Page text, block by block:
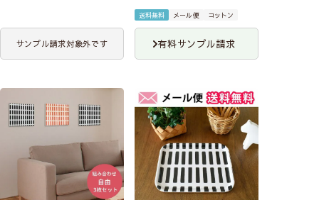
サンプル請求対象外です
送料無料 メール便 コットン
有料サンプル請求